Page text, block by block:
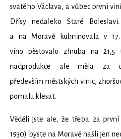
svatého Václava, a vůbec první
Dřísy nedaleko Staré
a na Moravě kulminovala v
víno pěstovalo zhruba na 21,5
nadprodukce ale měla za
především městských vinic,
pomalu klesat.
Věděli jste ale, že třeba za
1930) byste na Moravě našli jen